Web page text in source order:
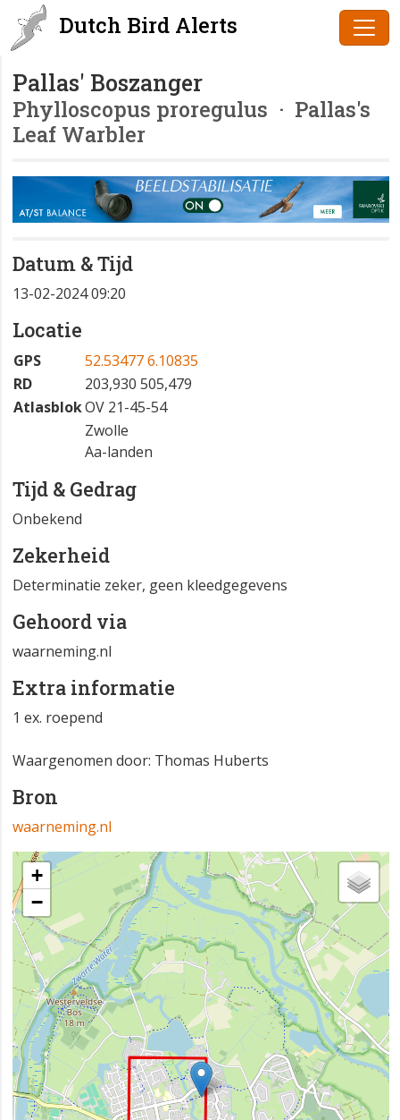
Dutch Bird Alerts
Pallas' Boszanger
Phylloscopus proregulus · Pallas's
Leaf Warbler
Datum & Tijd
13-02-2024 09:20
Locatie
GPS
52.53477 6.10835
RD
203,930 505,479
AtlasblokOV 21-45-54
Zwolle
Aa-landen
Tijd & Gedrag
Onbekend
Zekerheid
Determinatie zeker, geen kleedgegevens
Gehoord via
waarneming.nl
Extra informatie
1 ex. roepend
Waargenomen door: Thomas Huberts
Bron
waarneming.nl
+
−